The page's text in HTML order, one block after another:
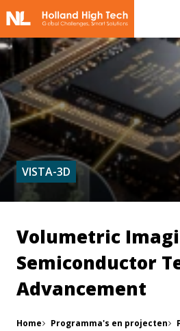
VISTA-3D
Volumetric
Semiconductor
Advancement
Home Programma's en projecten